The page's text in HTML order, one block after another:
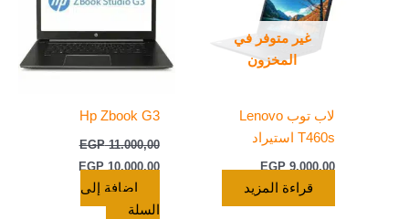
غير متوفر في
المخزون
لاب توب Lenovo
T460s استيراد
EGP9.000,00
قراءة المزيد
Hp Zbook G3
EGP11.000,00
EGP10.000,00
إضافة إلى
السلة